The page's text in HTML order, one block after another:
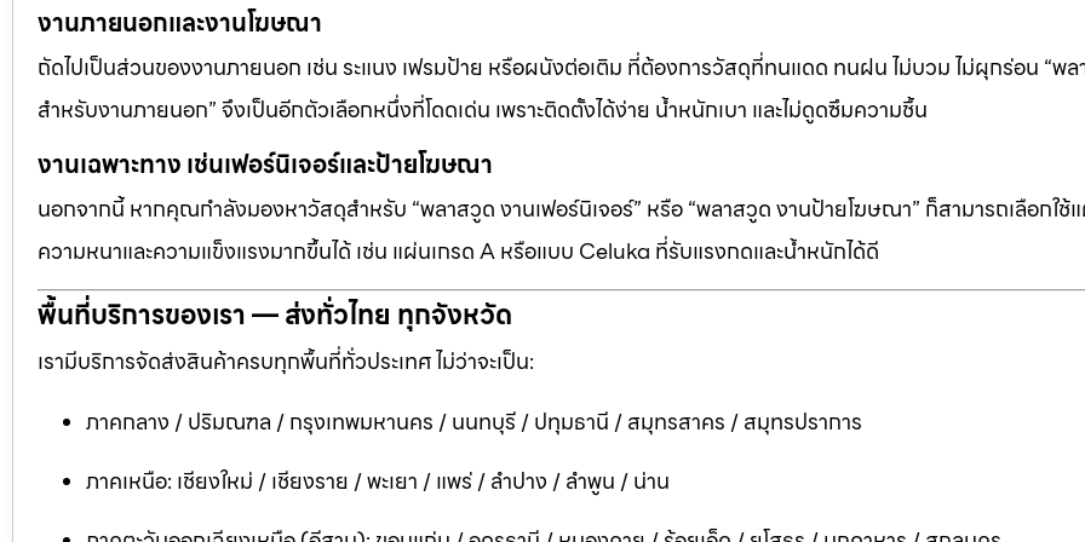
งานภายนอกและงานโฆษณา
ถัดไปเป็นส่วนของงานภายนอก เช่น ระแนง เฟรมป้าย หรือผนังต่อเติม ที่ต้องการวัสดุที่ทนแดด ทนฝน ไม่บวม ไม่ผุกร่อน “พ
สำหรับงานภายนอก” จึงเป็นอีกตัวเลือกหนึ่งที่โดดเด่น เพราะติดตั้งได้ง่าย น้ำหนักเบา และไม่ดูดซึมความชื้น
งานเฉพาะทาง เช่นเฟอร์นิเจอร์และป้ายโฆษณา
นอกจากนี้ หากคุณกำลังมองหาวัสดุสำหรับ “พลาสวูด งานเฟอร์นิเจอร์” หรือ “พลาสวูด งานป้ายโฆษณา” ก็สามารถเลือกใช้
ความหนาและความแข็งแรงมากขึ้นได้ เช่น แผ่นเกรด A หรือแบบ Celuka ที่รับแรงกดและน้ำหนักได้ดี
พื้นที่บริการของเรา — ส่งทั่วไทย ทุกจังหวัด
เรามีบริการจัดส่งสินค้าครบทุกพื้นที่ทั่วประเทศ ไม่ว่าจะเป็น:
ภาคกลาง / ปริมณฑล / กรุงเทพมหานคร / นนทบุรี / ปทุมธานี / สมุทรสาคร / สมุทรปราการ
ภาคเหนือ: เชียงใหม่ / เชียงราย / พะเยา / แพร่ / ลำปาง / ลำพูน / น่าน